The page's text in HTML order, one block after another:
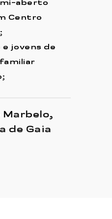
aberto
Centro
e jovens de
Marbelo,
de Gaia